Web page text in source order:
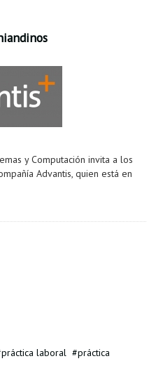
y Computación invita a los
Advantis, quien está en
práctica laboral
práctica